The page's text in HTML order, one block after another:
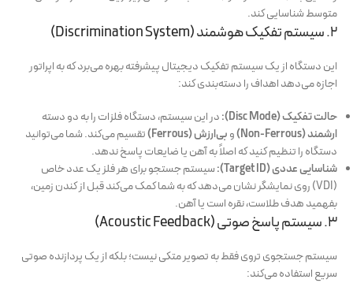
متوسط شناسایی کند.
۲. سیستم تفکیک هوشمند (Discrimination System)
این دستگاه از یک سیستم تفکیک دیجیتال پیشرفته بهره می‌برد که به اپراتور
اجازه می‌دهد اهداف را دسته‌بندی کند:
حالت تفکیک (Disc Mode):
در این سیستم، دستگاه فلزات را به دو دسته
ارشمند (Non-Ferrous)
وبی‌ارزش (Ferrous)
تقسیم می‌کند. شما می‌توانید
دستگاه را تنظیم کنید که اصلاً به آهن یا ضایعات پاسخ ندهد.
شناسایی عددی (Target ID):
سیستم جستجو برای هر فلز یک عدد خاص
(VDI) روی نمایشگر نشان می‌دهد که به شما کمک می‌کند قبل از کندن زمین،
بفهمید هدف طلاست، نقره است یا آهن.
۳. سیستم پاسخ صوتی (Acoustic Feedback)
سیستم جستجوی تروی فقط به تصویر متکی نیست؛ بلکه از یک پردازنده صوتی
سریع استفاده می‌کند: